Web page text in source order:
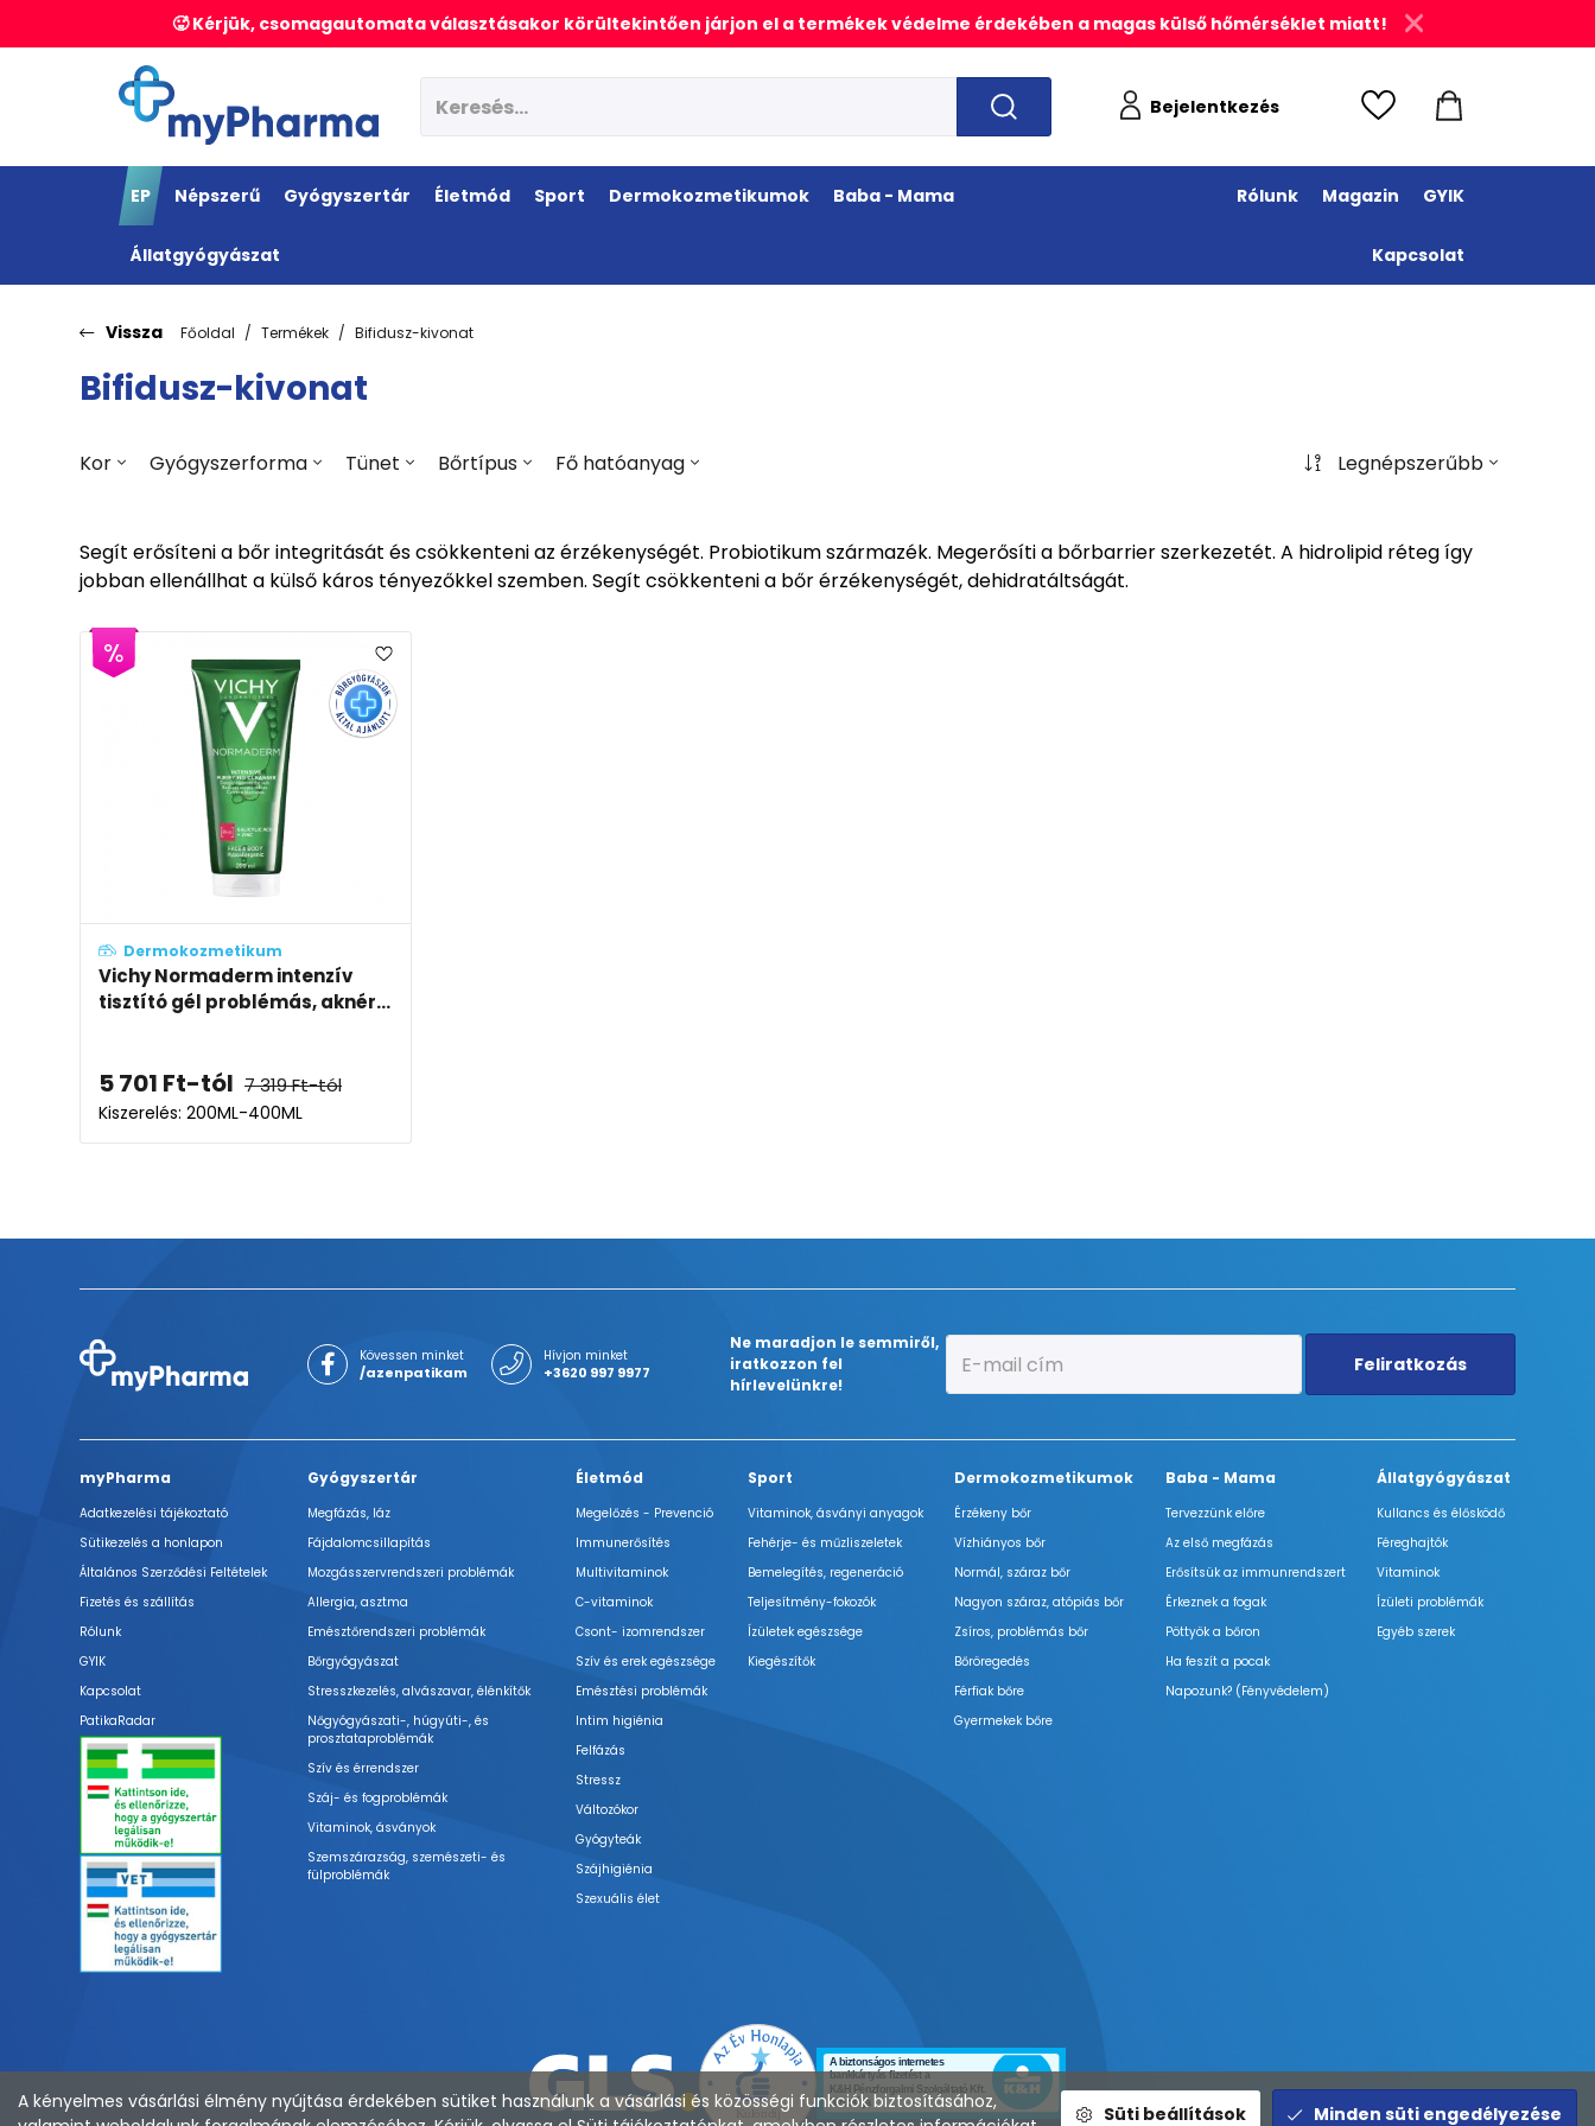
🥵 Kérjük, csomagautomata választásakor körültekintően járjon el a termékek védelme érdekében a magas külső hőmérséklet miatt!
Bejelentkezés
EP Népszerű Gyógyszertár Életmód Sport Dermokozmetikumok Baba - Mama
Állatgyógyászat
Rólunk Magazin GYIK
Kapcsolat
Vissza Főoldal Termékek Bifidusz-kivonat
Bifidusz-kivonat
Kor Gyógyszerforma Tünet Bőrtípus Fő hatóanyag Legnépszerűbb
Segít erősíteni a bőr integritását és csökkenteni az érzékenységét. Probiotikum származék. Megerősíti a bőrbarrier szerkezetét. A hidrolipid réteg így
jobban ellenállhat a külső káros tényezőkkel szemben. Segít csökkenteni a bőr érzékenységét, dehidratáltságát.
Dermokozmetikum
Vichy Normaderm intenzív
tisztító gél problémás, aknér...
5 701 Ft-tól 7 319Ft-tól
Kiszerelés: 200ML-400ML
Kövessen minket
/azenpatikam
Hívjon minket
+3620 997 9977
Ne maradjon le semmiről,
iratkozzon fel
hírlevelünkre!
Feliratkozás
myPharma
Adatkezelési tájékoztató
Sütikezelés a honlapon
Általános Szerződési Feltételek
Fizetés és szállítás
Rólunk
GYIK
Kapcsolat
PatikaRadar
Gyógyszertár
Megfázás, láz
Fájdalomcsillapítás
Mozgásszervrendszeri problémák
Allergia, asztma
Emésztőrendszeri problémák
Bőrgyógyászat
Stresszkezelés, alvászavar, élénkítők
Nőgyógyászati-, húgyúti-, és
prosztataproblémák
Szív és érrendszer
Száj- és fogproblémák
Vitaminok, ásványok
Szemszárazság, szemészeti- és
fülproblémák
Életmód
Megelőzés - Prevenció
Immunerősítés
Multivitaminok
C-vitaminok
Csont- izomrendszer
Szív és erek egészsége
Emésztési problémák
Intim higiénia
Felfázás
Stressz
Változókor
Gyógyteák
Szájhigiénia
Szexuális élet
Sport
Vitaminok, ásványi anyagok
Fehérje- és műzliszeletek
Bemelegítés, regeneráció
Teljesítmény-fokozók
Ízületek egészsége
Kiegészítők
Dermokozmetikumok
Érzékeny bőr
Vízhiányos bőr
Normál, száraz bőr
Nagyon száraz, atópiás bőr
Zsíros, problémás bőr
Bőröregedés
Férfiak bőre
Gyermekek bőre
Baba - Mama
Tervezzünk előre
Az első megfázás
Erősítsük az immunrendszert
Érkeznek a fogak
Pöttyök a bőron
Ha feszít a pocak
Napozunk? (Fényvédelem)
Állatgyógyászat
Kullancs és élősködő
Féreghajtók
Vitaminok
Ízületi problémák
Egyéb szerek
Süti beállítások Minden süti engedélyezése
A kényelmes vásárlási élmény nyújtása érdekében sütiket használunk a vásárlási és közösségi funkciók biztosításához,